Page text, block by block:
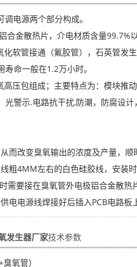
电源两个部分构成。
合金散热片，介电材质含量
软管接通（氟胶管），石英管发
命一般在1.2万小时。
压包组成；主要特点为：模块推
警示.电路抗干扰,防潮，防腐设
改变臭氧输出的浓度及产量，顺
粗4MM左右的白色硅胶线，安装
要接在臭氧管外电极铝合金散热
电源线焊接好后插入PCB电路板
发生器厂家技术参数
氧管）